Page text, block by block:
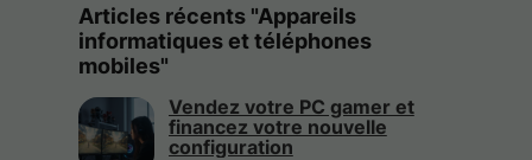
Articles récents "Appareils
informatiques et téléphones
mobiles"
Vendez votre PC gamer et
financez votre nouvelle
configuration